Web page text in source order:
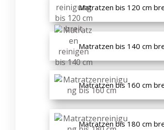
Matratzen bis 120 cm
Matratzen bis 140 cm
Matratzen bis 160 cm
Matratzen bis 180 cm